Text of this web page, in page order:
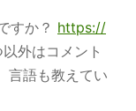
すか？ https://
外はコメント
言語も教えてい